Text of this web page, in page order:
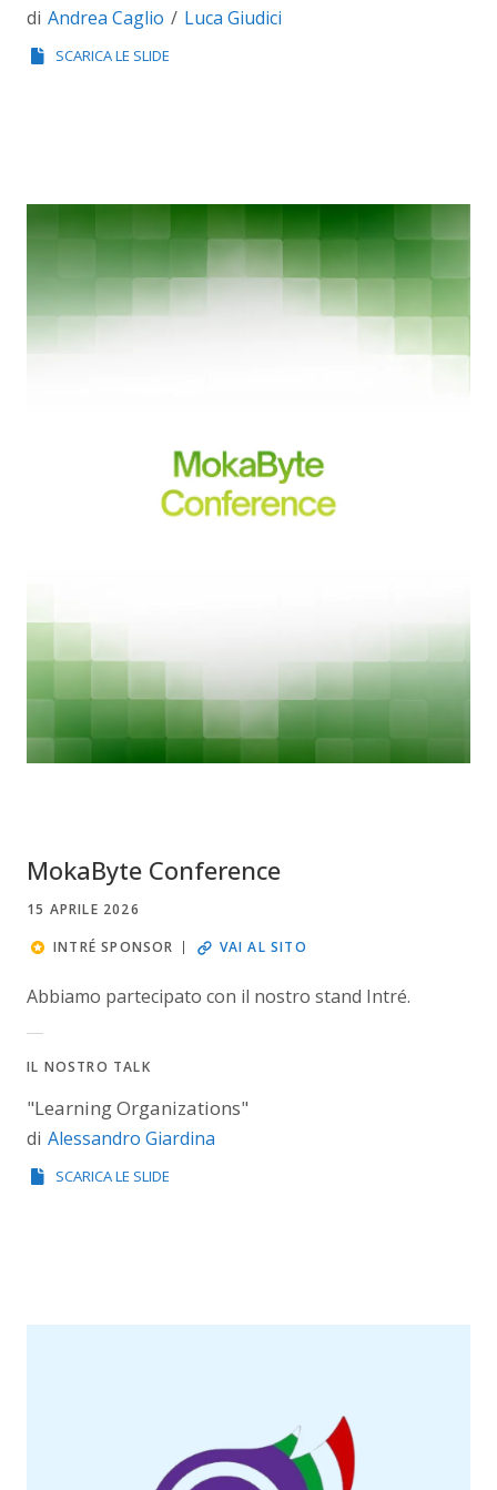
di Andrea Caglio Luca Giudici
SCARICA LE SLIDE
MokaByte Conference
15 APRILE 2026
INTRÉ SPONSOR
VAI AL SITO
Abbiamo partecipato con il nostro stand Intré.
IL NOSTRO TALK
"Learning Organizations"
di Alessandro Giardina
SCARICA LE SLIDE